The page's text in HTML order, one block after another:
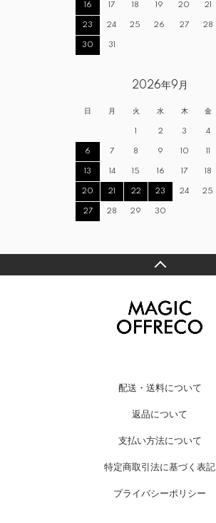
16 17 18 19 20 21
23 24 25 26 27 28
30 31
2026年9月
日 月 火 水 木 金
1 2 3 4
6 7 8 9 10 11
13 14 15 16 17 18
20 21 22 23 24 25
27 28 29 30
配送・送料について
返品について
支払い方法について
特定商取引法に基づく表記
プライバシーポリシー